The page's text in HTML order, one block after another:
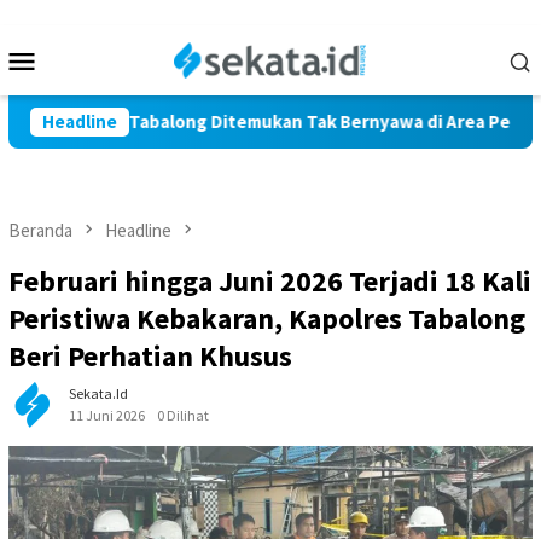
konten
Mobile
Headline
Marindi Tabalong Ditemukan Tak Bernyawa di Area Persawahan
Beranda Headline
Februari hingga Juni 2026 Terjadi 18 Kali
Peristiwa Kebakaran, Kapolres Tabalong
Beri Perhatian Khusus
Sekata.id
11 Juni 2026
0 Dilihat